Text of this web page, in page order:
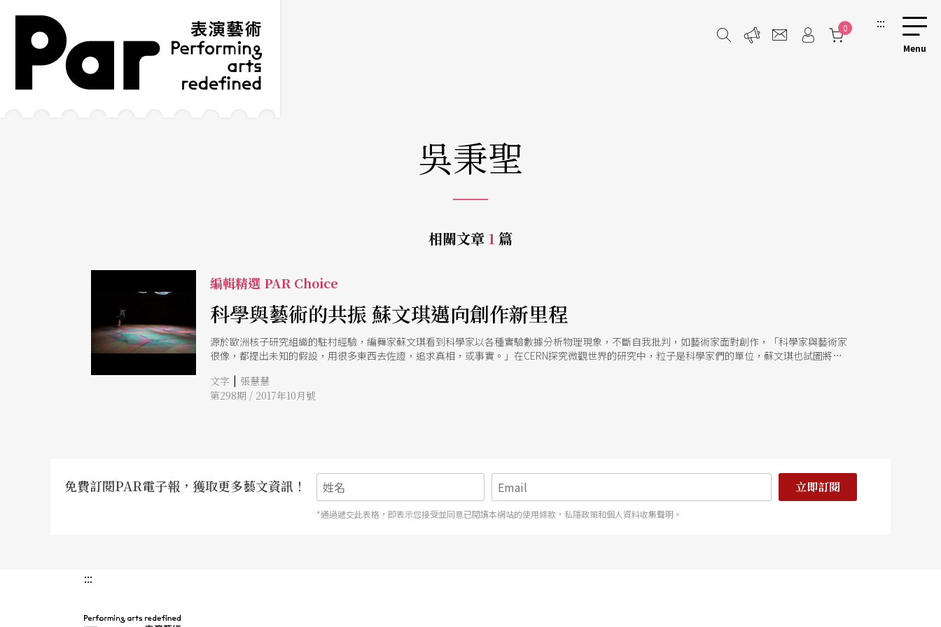
跳到主要內容區塊
網站導覽
0 :::
吳秉聖
相關文章 1 篇
編輯精選 PAR Choice
科學與藝術的共振 蘇文琪邁向創作新里程
源於歐洲核子研究組織的駐村經驗，編舞家蘇文琪看到科學家以各種實驗數據分析物理現象，不斷自我批判，如藝術家面對創作，「科學家與藝術家
很像，都提出未知的假設，用很多東西去佐證，追求真相，或事實。」在CERN探究微觀世界的研究中，粒子是科學家們的單位，蘇文琪也試圖將舞
文字 | 張慧慧
第298期 / 2017年10月號
免費訂閱PAR電子報，獲取更多藝文資訊！ 立即訂閱
*通過遞交此表格，即表示您接受並同意已閱讀本網站的使用條款，私隱政策和個人資料收集聲明。
:::